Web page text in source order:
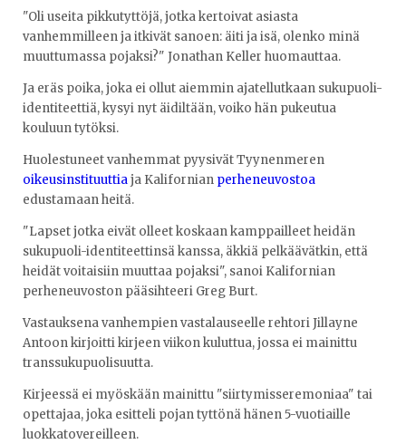
"Oli useita pikkutyttöjä, jotka kertoivat asiasta
vanhemmilleen ja itkivät sanoen: äiti ja isä, olenko minä
muuttumassa pojaksi?" Jonathan Keller huomauttaa.
Ja eräs poika, joka ei ollut aiemmin ajatellutkaan sukupuoli-
identiteettiä, kysyi nyt äidiltään, voiko hän pukeutua
kouluun tytöksi.
Huolestuneet vanhemmat pyysivät Tyynenmeren
oikeusinstituuttiaja Kalifornian perheneuvostoa
edustamaan heitä.
"Lapset jotka eivät olleet koskaan kamppailleet heidän
sukupuoli-identiteettinsä kanssa, äkkiä pelkäävätkin, että
heidät voitaisiin muuttaa pojaksi", sanoi Kalifornian
perheneuvoston pääsihteeri Greg Burt.
Vastauksena vanhempien vastalauseelle rehtori Jillayne
Antoon kirjoitti kirjeen viikon kuluttua, jossa ei mainittu
transsukupuolisuutta.
Kirjeessä ei myöskään mainittu "siirtymisseremoniaa" tai
opettajaa, joka esitteli pojan tyttönä hänen 5-vuotiaille
luokkatovereilleen.